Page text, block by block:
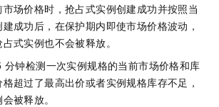
场价格时，抢占式实例创建成功并按照当
成功后，在保护期内即使市场价格波动，
式实例也不会被释放。
分钟检测一次实例规格的当前市场价格和库
超过了最高出价或者实例规格库存不足，
被释放。